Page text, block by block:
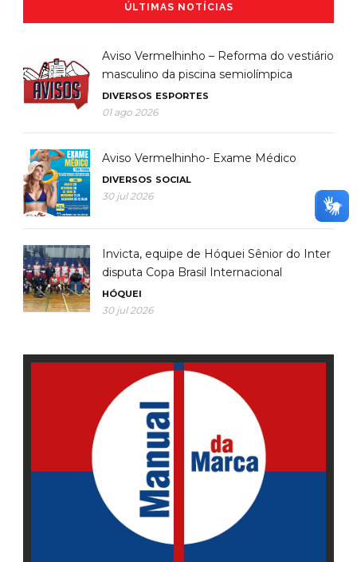
ÚLTIMAS NOTÍCIAS
Aviso Vermelhinho – Reforma do vestiário
masculino da piscina semiolímpica
DIVERSOS ESPORTES
01 ago 2026
Aviso Vermelhinho- Exame Médico
DIVERSOS SOCIAL
30 jul 2026
Invicta, equipe de Hóquei Sênior do Inter
disputa Copa Brasil Internacional
HÓQUEI
30 jul 2026